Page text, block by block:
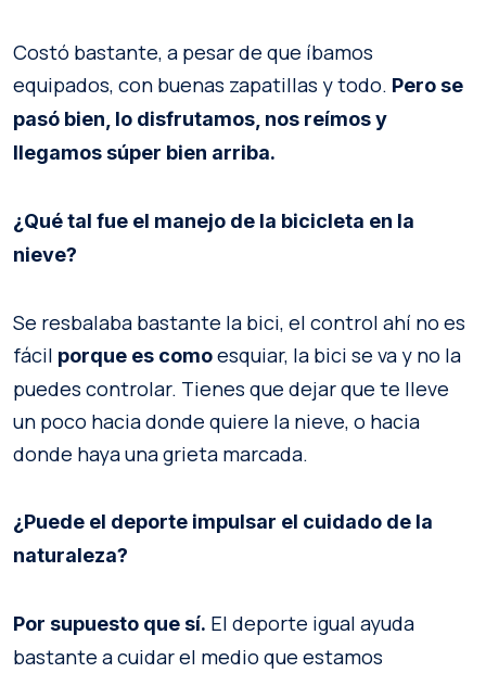
Costó bastante, a pesar de que íbamos
equipados, con buenas zapatillas y todo. Pero se
pasó bien, lo disfrutamos, nos reímos y
llegamos súper bien arriba.
¿Qué tal fue el manejo de la bicicleta en la
nieve?
Se resbalaba bastante la bici, el control ahí no es
fácil porque es comoesquiar, la bici se va y no la
puedes controlar. Tienes que dejar que te lleve
un poco hacia donde quiere la nieve, o hacia
donde haya una grieta marcada.
¿Puede el deporte impulsar el cuidado de la
naturaleza?
Por supuesto que sí. El deporte igual ayuda
bastante a cuidar el medio que estamos